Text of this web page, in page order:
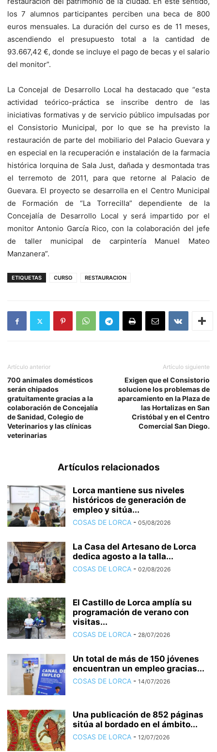
los 7 alumnos participantes perciben una beca de 800
euros mensuales. La duración del curso es de 11 meses,
ascendiendo el presupuesto total a la cantidad de
93.667,42 €, donde se incluye el pago de becas y el salario
del monitor”.
La Concejal de Desarrollo Local ha destacado que “esta
actividad teórico-práctica se inscribe dentro de las
iniciativas formativas y de servicio público impulsadas por
el Consistorio Municipal, por lo que se ha previsto la
restauración de parte del mobiliario del Palacio Guevara y
en especial en la recuperación e instalación de la farmacia
histórica lorquina de Sala Just, dañada y desmontada tras
el terremoto de 2011, para que retorne al Palacio de
Guevara. El proyecto se desarrolla en el Centro Municipal
de Formación de “La Torrecilla” dependiente de la
Concejalía de Desarrollo Local y será impartido por el
monitor Antonio García Rico, con la colaboración del jefe
de taller municipal de carpintería Manuel Mateo
Manzanera”.
ETIQUETAS CURSO RESTAURACION
Artículo anterior
700 animales domésticos
serán chipados
gratuitamente gracias a la
colaboración de Concejalía
de Sanidad, Colegio de
Veterinarios y las clínicas
veterinarias
Artículo siguiente
Exigen que el Consistorio
solucione los problemas de
aparcamiento en la Plaza de
las Hortalizas en San
Cristóbal y en el Centro
Comercial San Diego.
Artículos relacionados
Lorca mantiene sus niveles
históricos de generación de
empleo y sitúa...
COSAS DE LORCA - 05/08/2026
La Casa del Artesano de Lorca
dedica agosto a la talla...
COSAS DE LORCA - 02/08/2026
El Castillo de Lorca amplía su
programación de verano con
visitas...
COSAS DE LORCA - 28/07/2026
Un total de más de 150 jóvenes
encuentran un empleo gracias...
COSAS DE LORCA - 14/07/2026
Una publicación de 852 páginas
sitúa al bordado en el ámbito...
COSAS DE LORCA - 12/07/2026